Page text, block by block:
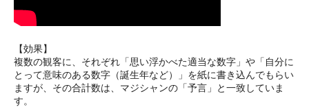
【効果】
複数の観客に、それぞれ「思い浮かべた適当な数字」や「自分に
とって意味のある数字（誕生年など）」を紙に書き込んでもらい
ますが、その合計数は、マジシャンの「予言」と一致していま
す。